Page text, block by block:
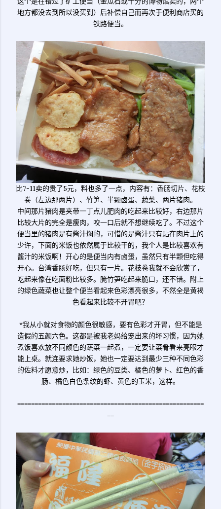
地方都没去到所以没买到）后补偿自己而再次于便利商店买的
铁路便当。
比7-11卖的贵了5元，料也多了一点，内容有：香肠切片、花枝
卷（左边那两片）、竹笋、半颗卤蛋、蔬菜、两片猪肉。
中间那片猪肉是夹带一丁点儿肥肉的吃起来比较好，右边那片
比较大片的完全是瘦肉，咬一口后就不想继续吃了。不过这个
便当里的猪肉是有酱汁焖的，可惜的是酱汁只有贴在肉片上的
少许，下面的米饭也依然属于比较干的，我个人是比较喜欢有
酱汁的米饭啊！开心的是便当内有卤蛋，虽然只有半颗但吃得
开心。台湾香肠好吃，但只有一片。花枝卷我就不会欣赏了，
吃起来像在吃面粉比较多。腌竹笋吃起来脆口，还不错。附上
的绿色蔬菜也让整个便当看起来色彩漂亮很多，不然全是黄褐
色看起来比较不开胃吧？
*我从小就对食物的颜色很敏感，要有色彩才开胃，但不能是
造假的五颜六色。这都是被我老妈给宠出来的坏习惯，因为她
煮饭喜欢放不同颜色的蔬菜一起煮，一定要让菜肴看来亮眼才
能上桌。就连要求她炒饭，她也一定要达到最少三种不同色彩
的佐料才愿意炒，比如：绿色的豆类、橘色的萝卜、红色的香
肠、橘色白色条纹的虾、黄色的玉米，这样。
======================================================
==